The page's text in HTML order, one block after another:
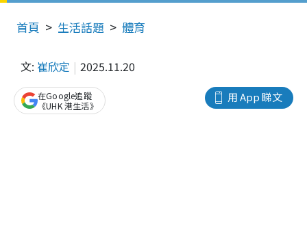
首頁 生活話題 體育
文: 崔欣定 2025.11.20
用 App 睇文
在Google追蹤
《UHK 港生活》